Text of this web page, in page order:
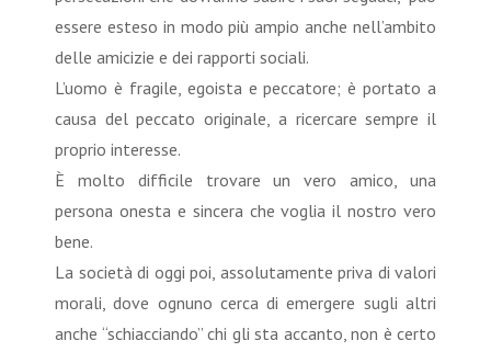
essere esteso in modo più ampio anche nell’ambito
delle amicizie e dei rapporti sociali.
L’uomo è fragile, egoista e peccatore; è portato a
causa del peccato originale, a ricercare sempre il
proprio interesse.
È molto difficile trovare un vero amico, una
persona onesta e sincera che voglia il nostro vero
bene.
La società di oggi poi, assolutamente priva di valori
morali, dove ognuno cerca di emergere sugli altri
anche “schiacciando” chi gli sta accanto, non è certo